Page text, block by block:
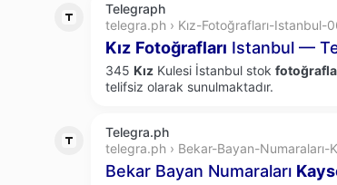
Telegraph
telegra.ph › Kız-Fotoğrafları-Istanbul-
Kız Fotoğrafları Istanbul —
345 Kız Kulesi İstanbul stok
telifsiz olarak sunulmaktadır.
Telegra.ph
telegra.ph › Bekar-Bayan-
Bekar Bayan Numaraları